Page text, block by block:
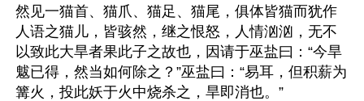
然见一猫首、猫爪、猫足、猫尾，俱体皆猫而犹作
人语之猫儿，皆骇然，继之恨怒，人情汹汹，无不
以致此大旱者果此子之故也，因请于巫盐曰：“今旱
魃已得，然当如何除之？”巫盐曰：“易耳，但积薪为
篝火，投此妖于火中烧杀之，旱即消也。”